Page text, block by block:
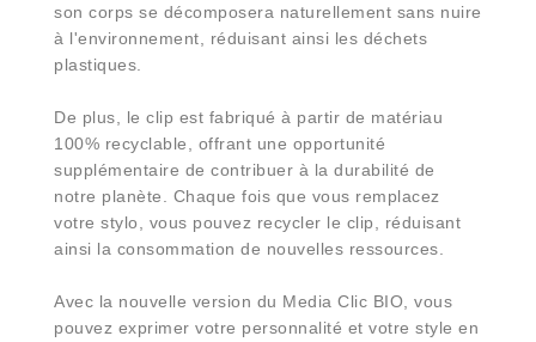
son corps se décomposera naturellement sans nuire
à l'environnement, réduisant ainsi les déchets
plastiques.
De plus, le clip est fabriqué à partir de matériau
100% recyclable, offrant une opportunité
supplémentaire de contribuer à la durabilité de
notre planète. Chaque fois que vous remplacez
votre stylo, vous pouvez recycler le clip, réduisant
ainsi la consommation de nouvelles ressources.
Avec la nouvelle version du Media Clic BIO, vous
pouvez exprimer votre personnalité et votre style en